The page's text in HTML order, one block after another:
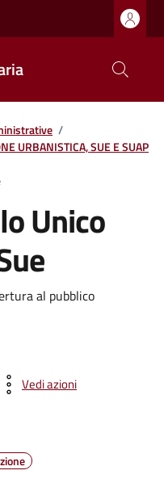
/
URBANISTICA, SUE E SUAP
Unico
al pubblico
Vedi azioni